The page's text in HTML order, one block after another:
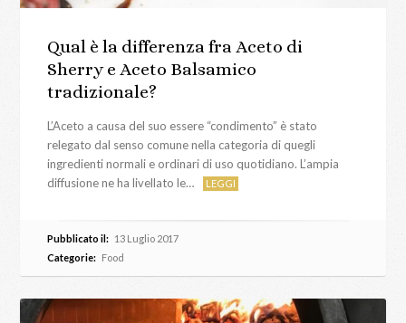
Qual è la differenza fra Aceto di
Sherry e Aceto Balsamico
tradizionale?
L’Aceto a causa del suo essere “condimento” è stato
relegato dal senso comune nella categoria di quegli
ingredienti normali e ordinari di uso quotidiano. L’ampia
diffusione ne ha livellato le…
LEGGI
Pubblicato il: 13 Luglio 2017
Categorie: Food